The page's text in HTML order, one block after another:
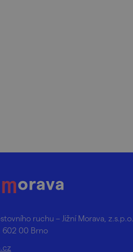
ruchu – Jižní Morava, z.s.p.o.
602 00 Brno